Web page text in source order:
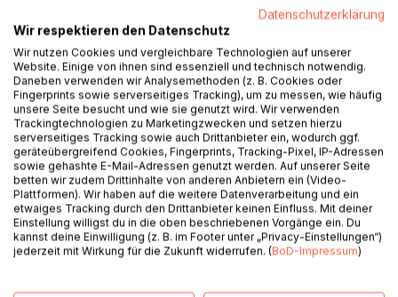
Hemimetabole Insekten zeichnen sich durch eine graduelle
Entwicklung aus, bei der sich die einzelnen
Nymphenstadien immer stärker dem erwachsenen Tier
angleichen. Auf Basis experimenteller Studien konnte
festgestellt werden, dass Fekundität, Embryogenese und
Jugendentwicklung dieser Tiere von zahlreichen externen
Faktoren beeinflusst werden. Im vorliegenden Buch
werden mathematische Modelle zur theoretischen
Beschreibung der Eiablage, der Keimesentwicklung und
des Nymphenwachstums vorgestellt. Die einzelnen
Approximationen bedienen sich dabei unterschiedlicher
mathematischer Ansätze, mit deren Hilfe zum Teil sehr
Datenschutzerklärung
Wir respektieren den Datenschutz
Wir nutzen Cookies und vergleichbare Technologien auf unserer
Website. Einige von ihnen sind essenziell und technisch notwendig.
Daneben verwenden wir Analysemethoden (z. B. Cookies oder
Fingerprints sowie serverseitiges Tracking), um zu messen, wie häufig
unsere Seite besucht und wie sie genutzt wird. Wir verwenden
Trackingtechnologien zu Marketingzwecken und setzen hierzu
serverseitiges Tracking sowie auch Drittanbieter ein, wodurch ggf.
geräteübergreifend Cookies, Fingerprints, Tracking-Pixel, IP-Adressen
sowie gehashte E-Mail-Adressen genutzt werden. Auf unserer Seite
betten wir zudem Drittinhalte von anderen Anbietern ein (Video-
Plattformen). Wir haben auf die weitere Datenverarbeitung und ein
etwaiges Tracking durch den Drittanbieter keinen Einfluss. Mit deiner
Einstellung willigst du in die oben beschriebenen Vorgänge ein. Du
kannst deine Einwilligung (z. B. im Footer unter „Privacy-Einstellungen“)
jederzeit mit Wirkung für die Zukunft widerrufen. (BoD-Impressum)